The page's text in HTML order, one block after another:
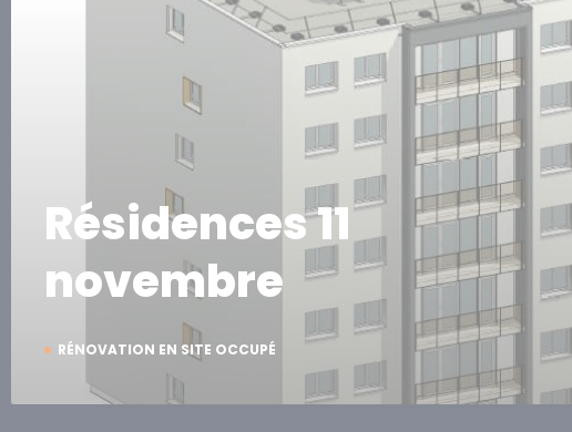
RÉNOVATION EN SITE OCCUPÉ
Résidences 11
novembre